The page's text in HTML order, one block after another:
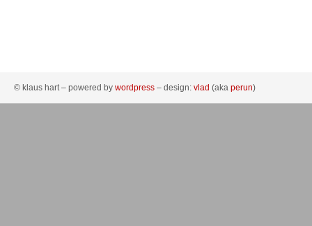
© klaus hart – powered by wordpress – design: vlad (aka perun)